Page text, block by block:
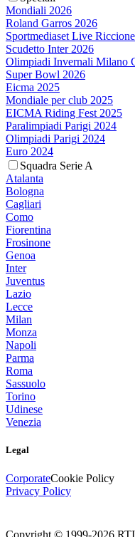
Mondiali 2026
Roland Garros 2026
Sportmediaset Live
Scudetto Inter 2026
Olimpiadi Invernali Milano
Super Bowl 2026
Eicma 2025
Mondiale per club 2025
EICMA Riding Fest 2025
Paralimpiadi Parigi 2024
Olimpiadi Parigi 2024
Euro 2024
Squadra Serie A
Atalanta
Bologna
Cagliari
Como
Fiorentina
Frosinone
Genoa
Inter
Juventus
Lazio
Lecce
Milan
Monza
Napoli
Parma
Roma
Sassuolo
Torino
Udinese
Venezia
Legal
CorporateCookie Policy
Privacy Policy
Copyright © 1999-2026